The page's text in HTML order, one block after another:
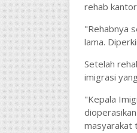
rehab
"Rehabnya
lama.
Setelah
imigrasi
"Kepala
masyarakat